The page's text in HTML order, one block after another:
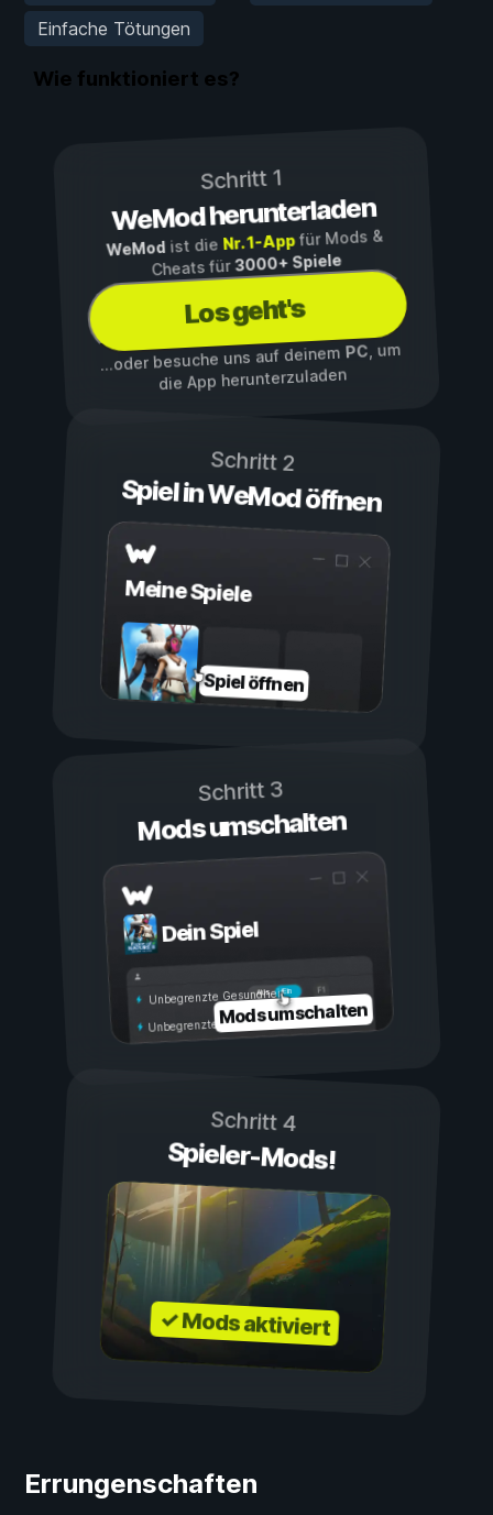
Einfache Tötungen
Wie funktioniert es?
Schritt 1
WeMod herunterladen
WeMod ist die Nr. 1-Appfür Mods &
Cheats für3000+ Spiele
Los geht's
...oder besuche uns auf deinemPC, um
die App herunterzuladen
Schritt 2
Spiel in WeMod öffnen
Meine Spiele
Spiel öffnen
Schritt 3
Mods umschalten
Dein Spiel
Ein
Aus
Unbegrenzte Gesundheit
Unbegrenzte AusdauerMods umschalten
Schritt 4
Spieler-Mods!
✓ Mods aktiviert
Errungenschaften